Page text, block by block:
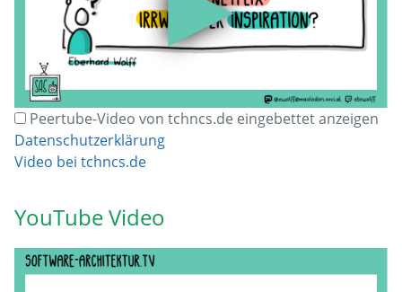
Peertube-Video von tchncs.de eingebettet anzeigen
Datenschutzerklärung
Video bei tchncs.de
YouTube Video